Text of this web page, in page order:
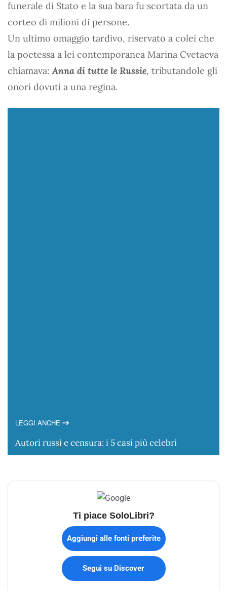
funerale di Stato e la sua bara fu scortata da un
corteo di milioni di persone.
Un ultimo omaggio tardivo, riservato a colei che
la poetessa a lei contemporanea Marina Cvetaeva
chiamava:Anna di tutte le Russie, tributandole gli
onori dovuti a una regina.
LEGGI ANCHE
Autori russi e censura: i 5 casi più celebri
Ti piace SoloLibri?
Aggiungi alle fonti preferite
Segui su Discover